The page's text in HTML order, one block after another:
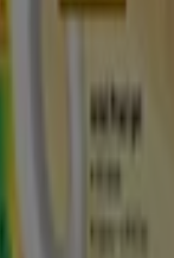
společnosti,